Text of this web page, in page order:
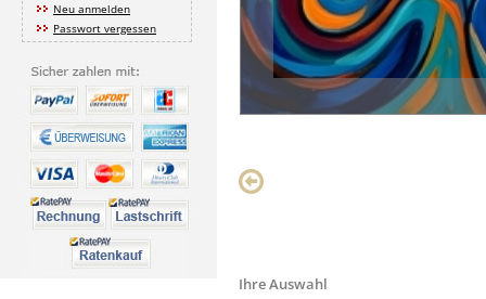
Neu anmelden
Passwort vergessen
Ihre Auswahl